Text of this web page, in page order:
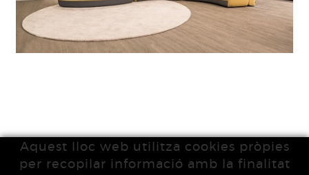
Aquest lloc web utilitza cookies pròpies
per recopilar informació amb la finalitat